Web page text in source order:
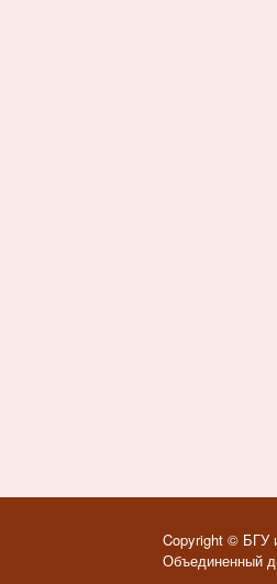
Copyright © БГУ
Объединенный